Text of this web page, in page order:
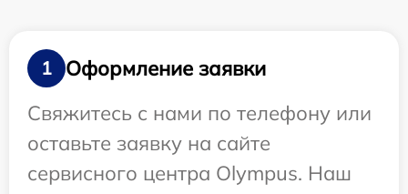
1
Оформление заявки
Свяжитесь с нами по телефону или
оставьте заявку на сайте
сервисного центра Olympus. Наш